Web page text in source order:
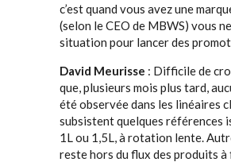
c’est quand vous avez une
(selon le CEO de MBWS) vous
situation pour lancer des
David Meurisse : Difficile de
que, plusieurs mois plus tard,
été observée dans les linéaires
subsistent quelques références
1L ou 1,5L, à rotation lente.
reste hors du flux des produits